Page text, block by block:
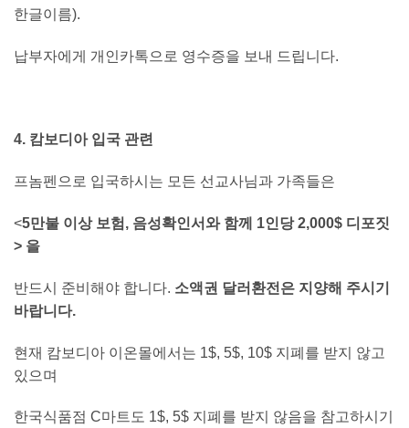
한글이름).
납부자에게 개인카톡으로 영수증을 보내 드립니다.
4. 캄보디아 입국 관련
프놈펜으로 입국하시는 모든 선교사님과 가족들은
<5만불 이상 보험, 음성확인서와 함께 1인당 2,000$ 디포짓
> 을
반드시 준비해야 합니다. 소액권 달러환전은 지양해 주시기
바랍니다.
현재 캄보디아 이온몰에서는 1$, 5$, 10$ 지폐를 받지 않고
있으며
한국식품점 C마트도 1$, 5$ 지폐를 받지 않음을 참고하시기